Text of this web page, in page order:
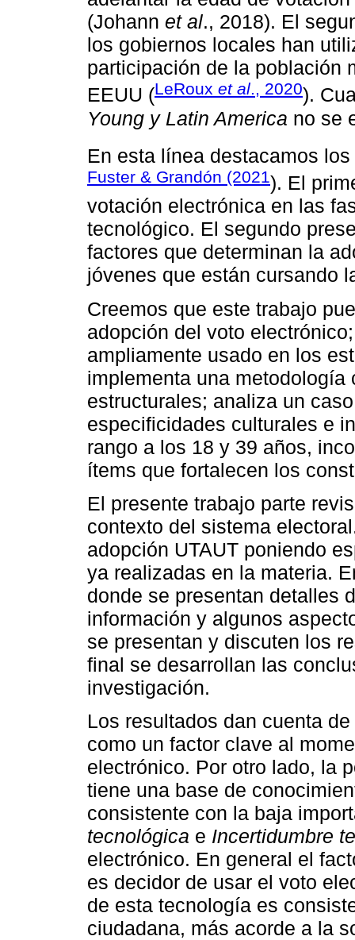
(Johann et al., 2018). El
los gobiernos locales han
participación de la población
EEUU (LeRoux et al., 2020).
Young y Latin America no se
En esta línea destacamos
Fuster & Grandón (2021). El
votación electrónica en las
tecnológico. El segundo
factores que determinan la
jóvenes que están cursando
Creemos que este trabajo
adopción del voto
ampliamente usado en los
implementa una
estructurales; analiza un
especificidades culturales e
rango a los 18 y 39 años,
ítems que fortalecen los
El presente trabajo parte
contexto del sistema
adopción UTAUT poniendo
ya realizadas en la materia.
donde se presentan detalles
información y algunos
se presentan y discuten los
final se desarrollan las
investigación.
Los resultados dan cuenta
como un factor clave al
electrónico. Por otro lado, la
tiene una base de
consistente con la baja
tecnológica e Incertidumbre
electrónico. En general el
es decidor de usar el voto
de esta tecnología es
ciudadana, más acorde a la